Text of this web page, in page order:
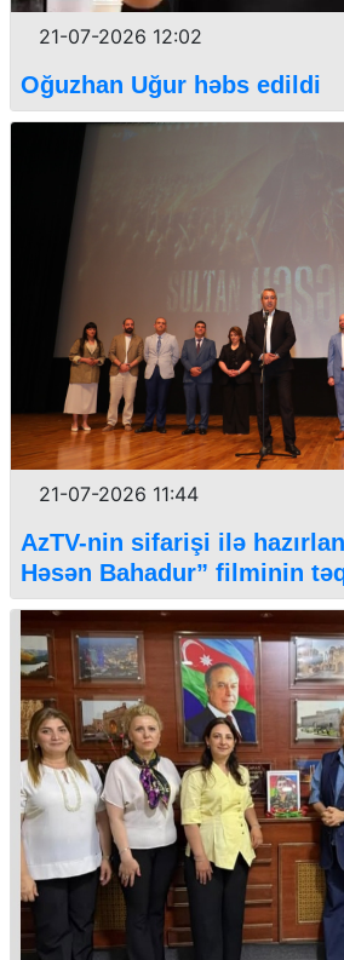
21-07-2026 12:02
Oğuzhan Uğur həbs edildi
21-07-2026 11:44
AzTV-nin sifarişi ilə
Həsən Bahadur” filminin